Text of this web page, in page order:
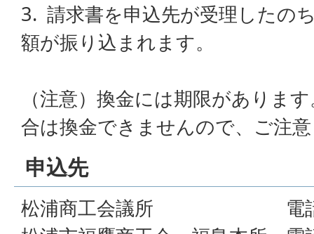
3. 請求書を申込先が受理したの
額が振り込まれます。
（注意）換金には期限がありま
合は換金できませんので、ご注
申込先
松浦商工会議所 電話番